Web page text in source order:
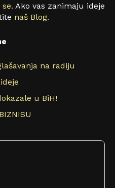
Ako vas zanimaju ideje
naš Blog.
na radiju
u BiH!